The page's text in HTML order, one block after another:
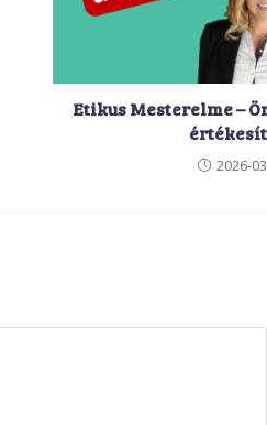
Etikus Mesterelme –
2026-